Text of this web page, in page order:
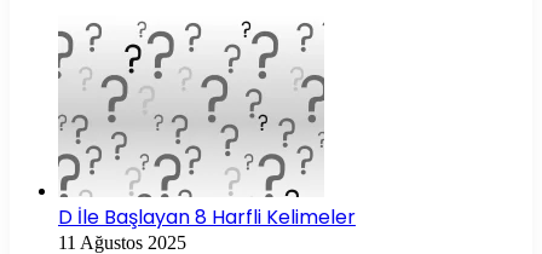
D İle Başlayan 8 Harfli Kelimeler
11 Ağustos 2025